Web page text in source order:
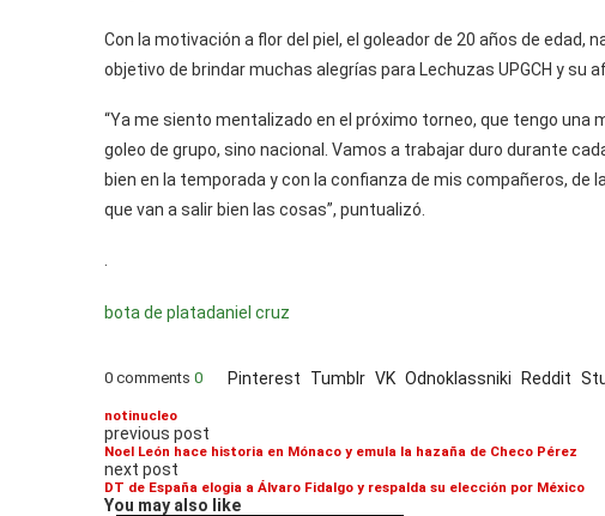
Con la motivación a flor del piel, el goleador de 20 años de edad,
objetivo de brindar muchas alegrías para Lechuzas UPGCH y su
“Ya me siento mentalizado en el próximo torneo, que tengo una
goleo de grupo, sino nacional. Vamos a trabajar duro durante
bien en la temporada y con la confianza de mis compañeros,
que van a salir bien las cosas”, puntualizó.
bota de platadaniel cruz
0 comments 0 Pinterest Tumblr VK Odnoklassniki Reddit
notinucleo
previous post
Noel León hace historia en Mónaco y emula la hazaña de Checo Pérez
next post
DT de España elogia a Álvaro Fidalgo y respalda su elección por México
You may also like